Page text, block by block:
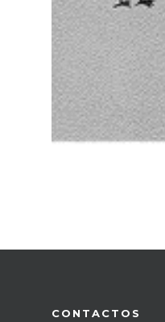
CONTACTOS